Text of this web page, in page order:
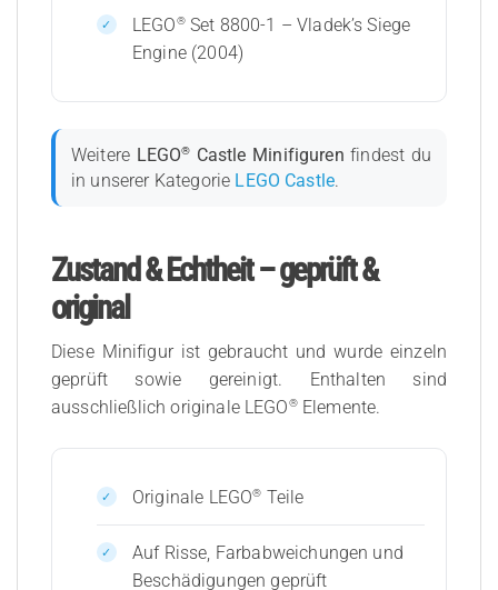
LEGO®Set 8800-1 – Vladek’s Siege
Engine (2004)
Weitere LEGO® Castle Minifiguren findest du
in unserer Kategorie LEGO Castle.
Zustand & Echtheit – geprüft &
original
Diese Minifigur ist gebraucht und wurde einzeln
geprüft sowie gereinigt. Enthalten sind
ausschließlich originale LEGO®Elemente.
Originale LEGO® Teile
Auf Risse, Farbabweichungen und
Beschädigungen geprüft